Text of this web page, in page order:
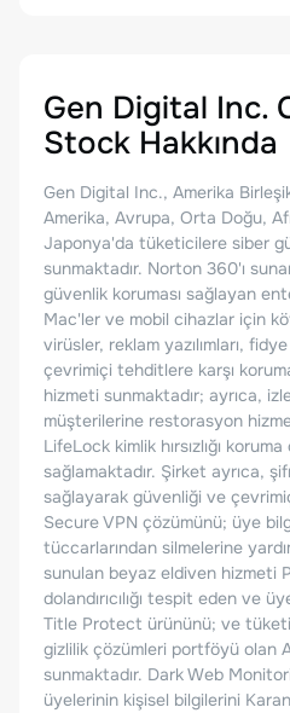
Gen Digital Inc.
Stock Hakkında
Gen Digital Inc., Amerika
Amerika, Avrupa, Orta Doğu,
Japonya'da tüketicilere siber
sunmaktadır. Norton 360'ı
güvenlik koruması sağlayan
Mac'ler ve mobil cihazlar için
virüsler, reklam yazılımları,
çevrimiçi tehditlere karşı
hizmeti sunmaktadır; ayrıca,
müşterilerine restorasyon
LifeLock kimlik hırsızlığı
sağlamaktadır. Şirket ayrıca,
sağlayarak güvenliği ve
Secure VPN çözümünü; üye
tüccarlarından silmelerine
sunulan beyaz eldiven hizmeti
dolandırıcılığı tespit eden ve
Title Protect ürününü; ve
gizlilik çözümleri portföyü olan
sunmaktadır. Dark Web
üyelerinin kişisel bilgilerini